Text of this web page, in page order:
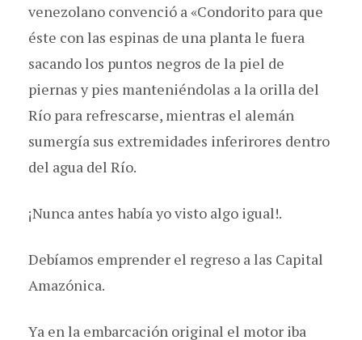
venezolano convenció a «Condorito para que
éste con las espinas de una planta le fuera
sacando los puntos negros de la piel de
piernas y pies manteniéndolas a la orilla del
Río para refrescarse, mientras el alemán
sumergía sus extremidades inferirores dentro
del agua del Río.
¡Nunca antes había yo visto algo igual!.
Debíamos emprender el regreso a las Capital
Amazónica.
Ya en la embarcación original el motor iba